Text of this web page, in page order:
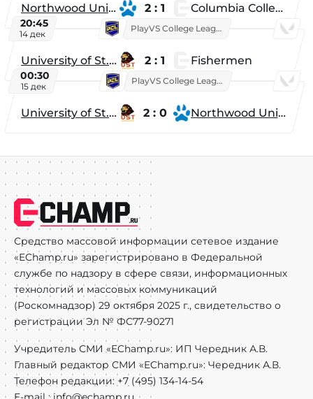
Northwood University 2 : 1 Columbia College
20:45
14 дек
PlayVS College League 2025: Fall
University of St. Thomas 2 : 1 Fishermen
00:30
15 дек
PlayVS College League 2025: Fall
University of St. Thomas 2 : 0 Northwood University
Средство массовой информации сетевое издание
«EChamp.ru» зарегистрировано в Федеральной
службе по надзору в сфере связи, информационных
технологий и массовых коммуникаций
(Роскомнадзор) 29 октября 2025 г., свидетельство о
регистрации Эл № ФС77-90271
Учредитель СМИ «EChamp.ru»: ИП Чередник А.В.
Главный редактор СМИ «EChamp.ru»: Чередник А.В.
Телефон редакции: +7 (495) 134-14-54